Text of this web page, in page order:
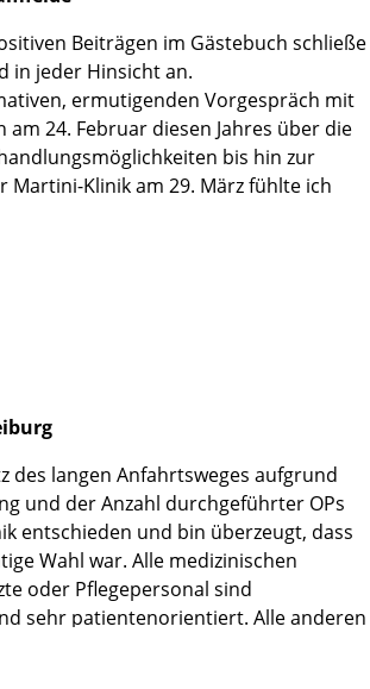
Beiträgen im Gästebuch schließe
in jeder Hinsicht an.
ermutigenden Vorgespräch mit
am 24. Februar diesen Jahres über die
bis hin zur
Martini-Klinik am 29. März fühlte ich
Pflegepersonal bestens aufgehoben.
und die ruhige Art des
und die ebenso problemlosen Tage in
Operation haben ihm rundherum recht
wohltuend und erleichternd
den Anruf Dr. Salomons unmittelbar
Vielen Dank dafür.
des langen Anfahrtsweges aufgrund
und der Anzahl durchgeführter OPs
entschieden und bin überzeugt, dass
Wahl war. Alle medizinischen
oder Pflegepersonal sind
sehr patientenorientiert. Alle anderen
freundlich und hilfsbereit. Ich hab
gut aufgehoben und zu jeder Zeit